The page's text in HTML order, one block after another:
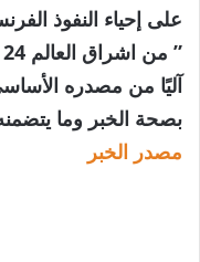
على إحياء النفوذ
آليًا من مصدره
بصحة الخبر وما
مصدر الخبر